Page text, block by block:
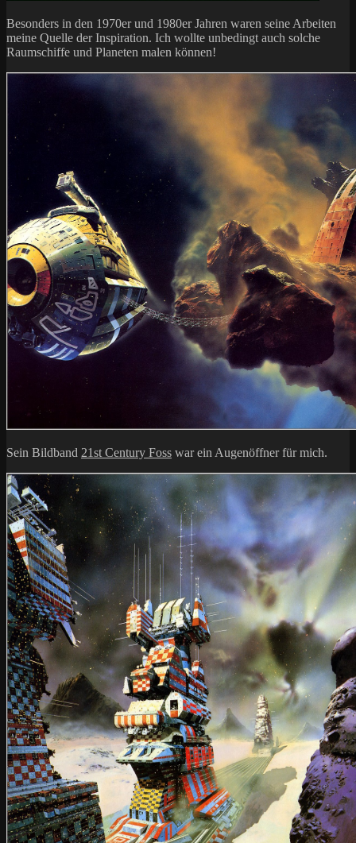
Besonders in den 1970er und 1980er Jahren waren seine Arbeiten
meine Quelle der Inspiration. Ich wollte unbedingt auch solche
Raumschiffe und Planeten malen können!
Sein Bildband 21st Century Foss war ein Augenöffner für mich.